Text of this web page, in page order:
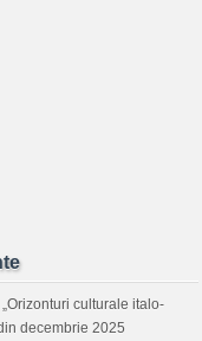
culturale italo-
decembrie 2025